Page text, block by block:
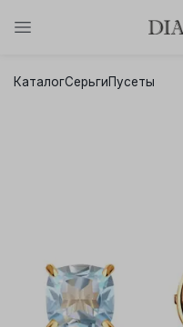
КаталогСерьгиПусеты